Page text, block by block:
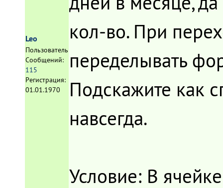
Leo
Пользователь
Сообщений:
115
Регистрация:
01.01.1970
кол-во. При
переделывать
Подскажите как
навсегда.
Условие: В